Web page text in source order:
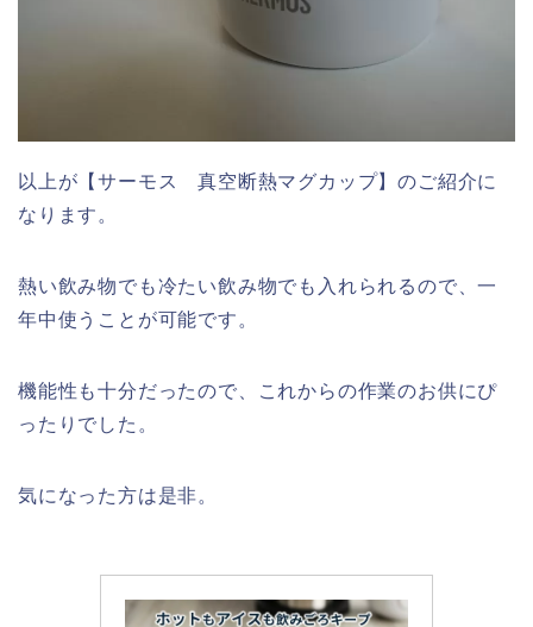
以上が【サーモス 真空断熱マグカップ】のご紹介に
なります。
熱い飲み物でも冷たい飲み物でも入れられるので、一
年中使うことが可能です。
機能性も十分だったので、これからの作業のお供にぴ
ったりでした。
気になった方は是非。